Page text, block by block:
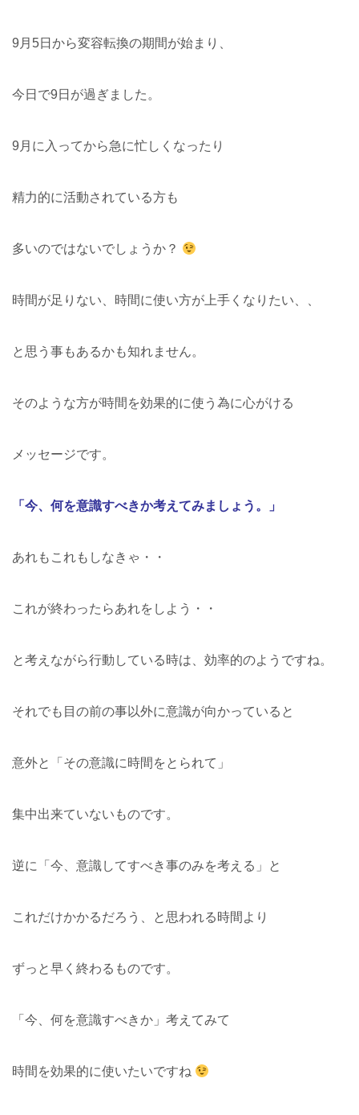
9月5日から変容転換の期間が始まり、
今日で9日が過ぎました。
9月に入ってから急に忙しくなったり
精力的に活動されている方も
多いのではないでしょうか？
時間が足りない、時間に使い方が上手くなりたい、、
と思う事もあるかも知れません。
そのような方が時間を効果的に使う為に心がける
メッセージです。
「今、何を意識すべきか考えてみましょう。」
あれもこれもしなきゃ・・
これが終わったらあれをしよう・・
と考えながら行動している時は、効率的のようですね。
それでも目の前の事以外に意識が向かっていると
意外と「その意識に時間をとられて」
集中出来ていないものです。
逆に「今、意識してすべき事のみを考える」と
これだけかかるだろう、と思われる時間より
ずっと早く終わるものです。
「今、何を意識すべきか」考えてみて
時間を効果的に使いたいですね